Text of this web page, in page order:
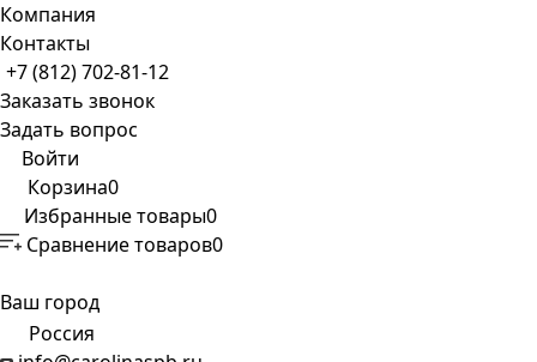
Компания
Контакты
+7 (812) 702-81-12
Заказать звонок
Задать вопрос
Войти
Корзина0
Избранные товары0
Сравнение товаров0
Ваш город
Россия